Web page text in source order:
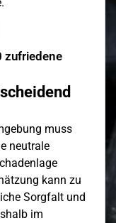
zufriedene
muss
neutrale
kann zu
Sorgfalt und
im